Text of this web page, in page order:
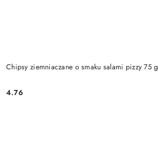
Chipsy ziemniaczane o smaku salami pizzy 75 g
Cena:
4.76